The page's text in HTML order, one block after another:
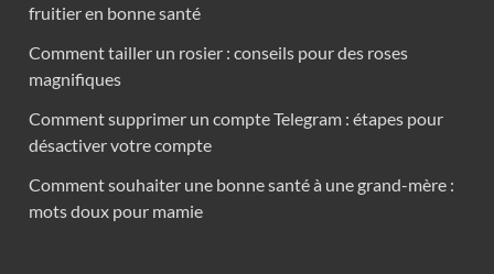
fruitier en bonne santé
Comment tailler un rosier : conseils pour des roses
magnifiques
Comment supprimer un compte Telegram : étapes pour
désactiver votre compte
Comment souhaiter une bonne santé à une grand-mère :
mots doux pour mamie